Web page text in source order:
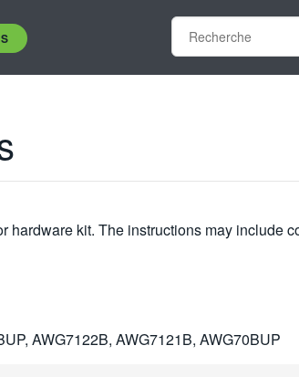
kit. The instructions may include
AWG7122B, AWG7121B, AWG70BUP